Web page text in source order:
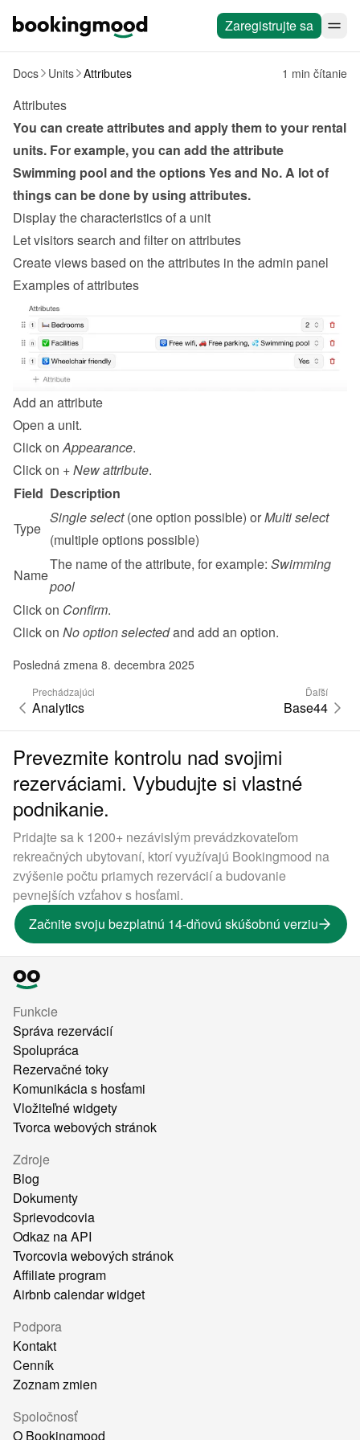
Zaregistrujte sa
Docs Units Attributes 1 min čítanie
Attributes
You can create attributes and apply them to your rental
units. For example, you can add the attribute
Swimming pool and the options Yes and No. A lot of
things can be done by using attributes.
Display the characteristics of a unit
Let visitors search and filter on attributes
Create views based on the attributes in the admin panel
Examples of attributes
Add an attribute
Open a unit.
Click on Appearance.
Click on + New attribute.
Field Description
Type
Single select (one option possible) or Multi select
(multiple options possible)
Name
The name of the attribute, for example: Swimming
pool
Click on Confirm.
Click on No option selected and add an option.
Posledná zmena 8. decembra 2025
Prechádzajúci
Analytics
Ďaľší
Base44
Prevezmite kontrolu nad svojimi
rezerváciami. Vybudujte si vlastné
podnikanie.
Pridajte sa k 1200+ nezávislým prevádzkovateľom
rekreačných ubytovaní, ktorí využívajú Bookingmood na
zvýšenie počtu priamych rezervácií a budovanie
pevnejších vzťahov s hosťami.
Začnite svoju bezplatnú 14-dňovú skúšobnú verziu
Funkcie
Správa rezervácií
Spolupráca
Rezervačné toky
Komunikácia s hosťami
Vložiteľné widgety
Tvorca webových stránok
Zdroje
Blog
Dokumenty
Sprievodcovia
Odkaz na API
Tvorcovia webových stránok
Affiliate program
Airbnb calendar widget
Podpora
Kontakt
Cenník
Zoznam zmien
Spoločnosť
O Bookingmood